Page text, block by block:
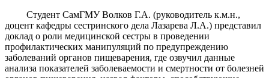
Студент СамГМУ Волков Г.А. (руководитель к.м.н.,
доцент кафедры сестринского дела Лазарева Л.А.) представил
доклад о роли медицинской сестры в проведении
профилактических манипуляций по предупреждению
заболеваний органов пищеварения, где озвучил данные
анализа показателей заболеваемости и смертности от болезней